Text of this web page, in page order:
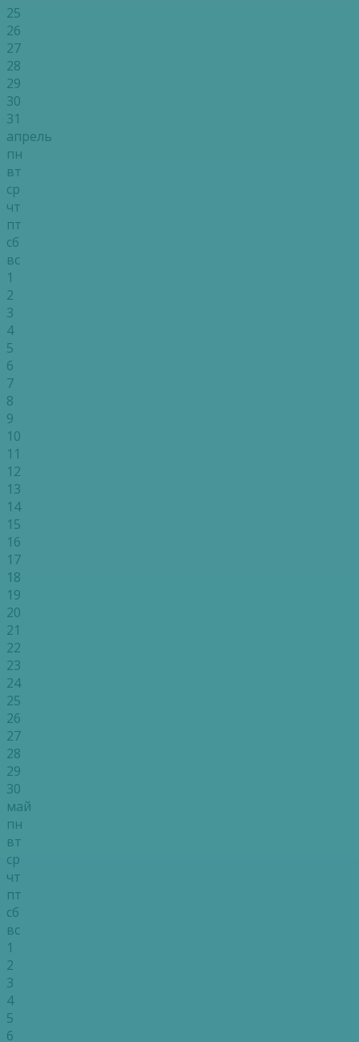
25
26
27
28
29
30
31
апрель
пн
вт
ср
чт
пт
сб
вс
1
2
3
4
5
6
7
8
9
10
11
12
13
14
15
16
17
18
19
20
21
22
23
24
25
26
27
28
29
30
май
пн
вт
ср
чт
пт
сб
вс
1
2
3
4
5
6